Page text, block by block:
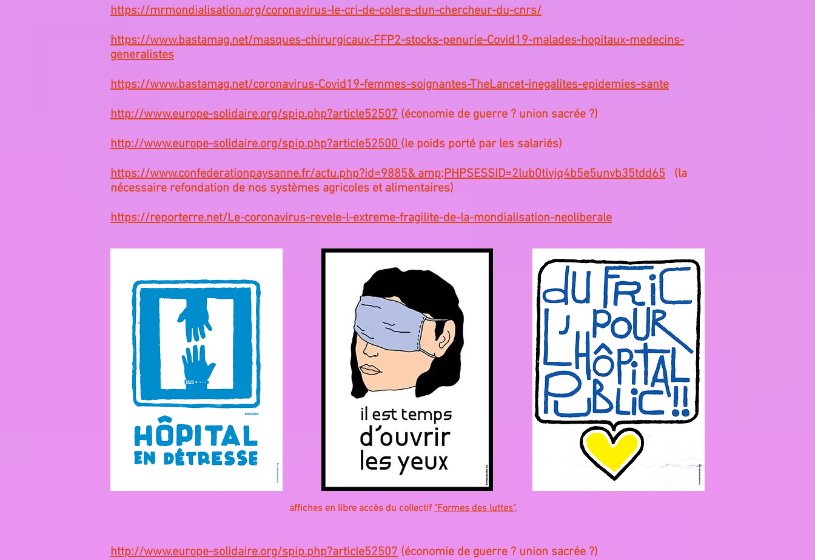
https://mrmondialisation.org/coronavirus-le-cri-de-colere-dun-chercheur-du-cnrs/
https://www.bastamag.net/masques-chirurgicaux-FFP2-stocks-penurie-Covid19-malades-hopitaux-medecins-
generalistes
https://www.bastamag.net/coronavirus-Covid19-femmes-soignantes-TheLancet-inegalites-epidemies-sante
http://www.europe-solidaire.org/spip.php?article52507 (économie de guerre ? union sacrée ?)
http://www.europe-solidaire.org/spip.php?article52500 (le poids porté par les salariés)
https://www.confederationpaysanne.fr/actu.php?id=9885& amp;PHPSESSID=2lub0tivjq4b5e5unvb35tdd65 (la
nécessaire refondation de nos systèmes agricoles et alimentaires)
https://reporterre.net/Le-coronavirus-revele-l-extreme-fragilite-de-la-mondialisation-neoliberale
affiches en libre accès du collectif"Formes des luttes".
http://www.europe-solidaire.org/spip.php?article52507 (économie de guerre ? union sacrée ?)